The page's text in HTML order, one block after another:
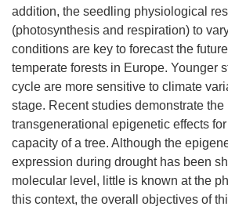
addition, the seedling physiological
(photosynthesis and respiration) to
conditions are key to forecast the
temperate forests in Europe. Younger
cycle are more sensitive to climate
stage. Recent studies demonstrate the
transgenerational epigenetic effects
capacity of a tree. Although the
expression during drought has been
molecular level, little is known at the
this context, the overall objectives of